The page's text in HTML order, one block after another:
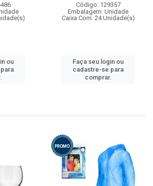
ou
Código: 129357
Embalagem: Unidade
Caixa Com: 24 Unidade(s)
Faça seu login ou
cadastre-se para
comprar.